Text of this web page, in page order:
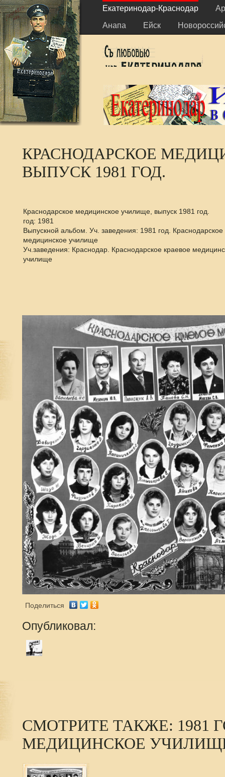
Екатеринодар-Краснодар
Анапа
Ейск
КРАСНОДАРСКОЕ
ВЫПУСК 1981 ГОД.
Краснодарское медицинское училище, выпуск 1981 год.
год: 1981
Выпускной альбом. Уч. заведения: 1981 год. Краснодарское
медицинское училище
Уч.заведения: Краснодар. Краснодарское краевое
училище
Поделиться
Опубликовал:
СМОТРИТЕ ТАКЖЕ: 1981
МЕДИЦИНСКОЕ